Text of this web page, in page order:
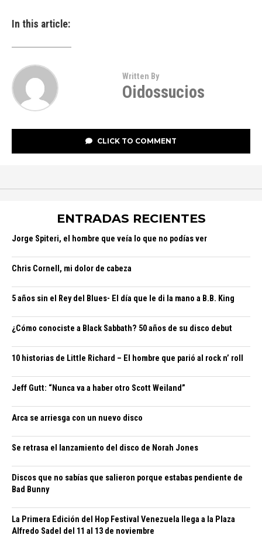
In this article:
Written By
Oidossucios
CLICK TO COMMENT
ENTRADAS RECIENTES
Jorge Spiteri, el hombre que veía lo que no podías ver
Chris Cornell, mi dolor de cabeza
5 años sin el Rey del Blues- El día que le di la mano a B.B. King
¿Cómo conociste a Black Sabbath? 50 años de su disco debut
10 historias de Little Richard – El hombre que parió al rock n’ roll
Jeff Gutt: “Nunca va a haber otro Scott Weiland”
Arca se arriesga con un nuevo disco
Se retrasa el lanzamiento del disco de Norah Jones
Discos que no sabías que salieron porque estabas pendiente de
Bad Bunny
La Primera Edición del Hop Festival Venezuela llega a la Plaza
Alfredo Sadel del 11 al 13 de noviembre